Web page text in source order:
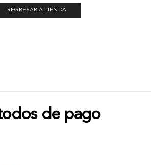
REGRESAR A TIENDA
de pago